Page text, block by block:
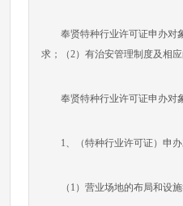
奉贤特种行业许可证申办对
求；（2）有治安管理制度及相
奉贤特种行业许可证申办对
1、（特种行业许可证）申办
（1）营业场地的布局和设施